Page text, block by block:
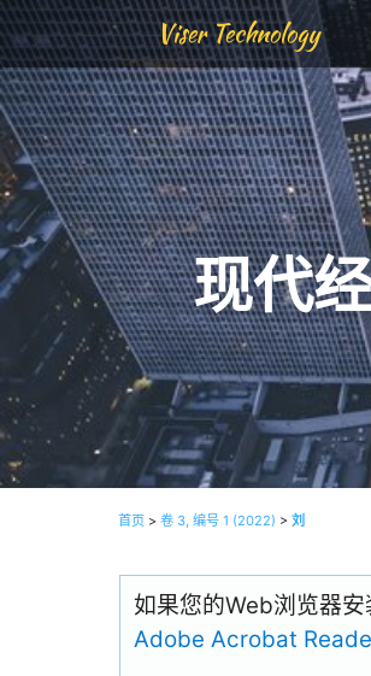
Viser Technology
现代
首页 > 卷 3, 编号 1 (2022) > 刘
如果您的Web浏览器
Adobe Acrobat